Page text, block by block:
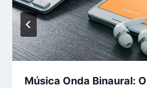
Música Onda Binaural: